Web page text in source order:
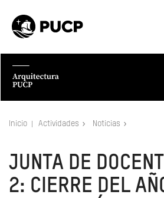
Inicio Actividades Noticias
JUNTA DE
2: CIERRE DEL